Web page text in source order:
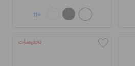
+11
تخفيضات